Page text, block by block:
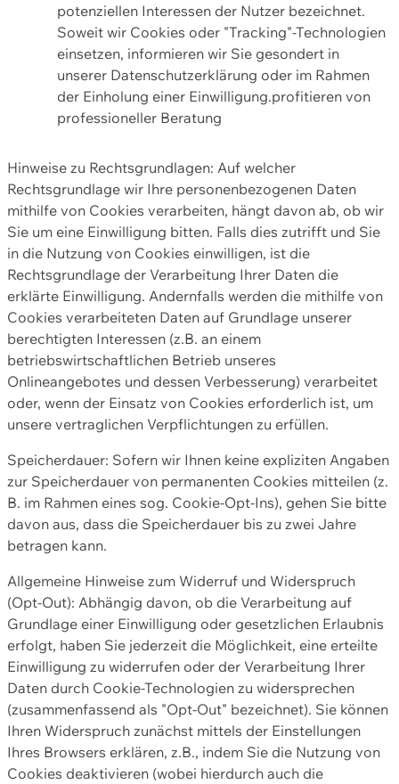
potenziellen Interessen der Nutzer bezeichnet.
Soweit wir Cookies oder "Tracking"-Technologien
einsetzen, informieren wir Sie gesondert in
unserer Datenschutzerklärung oder im Rahmen
der Einholung einer Einwilligung.profitieren von
professioneller Beratung
Hinweise zu Rechtsgrundlagen: Auf welcher
Rechtsgrundlage wir Ihre personenbezogenen Daten
mithilfe von Cookies verarbeiten, hängt davon ab, ob wir
Sie um eine Einwilligung bitten. Falls dies zutrifft und Sie
in die Nutzung von Cookies einwilligen, ist die
Rechtsgrundlage der Verarbeitung Ihrer Daten die
erklärte Einwilligung. Andernfalls werden die mithilfe von
Cookies verarbeiteten Daten auf Grundlage unserer
berechtigten Interessen (z.B. an einem
betriebswirtschaftlichen Betrieb unseres
Onlineangebotes und dessen Verbesserung) verarbeitet
oder, wenn der Einsatz von Cookies erforderlich ist, um
unsere vertraglichen Verpflichtungen zu erfüllen.
Speicherdauer: Sofern wir Ihnen keine expliziten Angaben
zur Speicherdauer von permanenten Cookies mitteilen (z.
B. im Rahmen eines sog. Cookie-Opt-Ins), gehen Sie bitte
davon aus, dass die Speicherdauer bis zu zwei Jahre
betragen kann.
Allgemeine Hinweise zum Widerruf und Widerspruch
(Opt-Out): Abhängig davon, ob die Verarbeitung auf
Grundlage einer Einwilligung oder gesetzlichen Erlaubnis
erfolgt, haben Sie jederzeit die Möglichkeit, eine erteilte
Einwilligung zu widerrufen oder der Verarbeitung Ihrer
Daten durch Cookie-Technologien zu widersprechen
(zusammenfassend als "Opt-Out" bezeichnet). Sie können
Ihren Widerspruch zunächst mittels der Einstellungen
Ihres Browsers erklären, z.B., indem Sie die Nutzung von
Cookies deaktivieren (wobei hierdurch auch die